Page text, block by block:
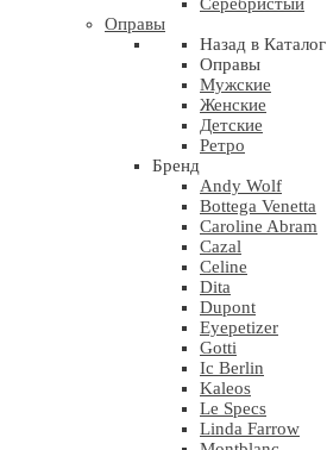
Оправы
Назад в Каталог
Оправы
Мужские
Женские
Детские
Ретро
Бренд
Andy Wolf
Bottega Venetta
Caroline Abram
Cazal
Celine
Dita
Dupont
Eyepetizer
Gotti
Ic Berlin
Kaleos
Le Specs
Linda Farrow